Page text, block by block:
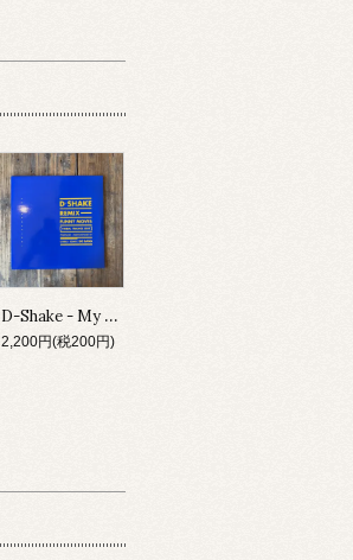
D-Shake - My Heart The Beat / Funny Moves
2,200円(税200円)